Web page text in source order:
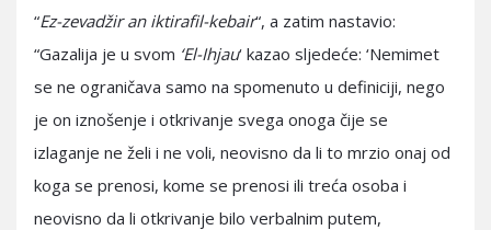
“Ez-zevadžir an iktirafil-kebair“, a zatim nastavio:
“Gazalija je u svom ‘El-Ihjau‘ kazao sljedeće: ‘Nemimet
se ne ograničava samo na spomenuto u definiciji, nego
je on iznošenje i otkrivanje svega onoga čije se
izlaganje ne želi i ne voli, neovisno da li to mrzio onaj od
koga se prenosi, kome se prenosi ili treća osoba i
neovisno da li otkrivanje bilo verbalnim putem,